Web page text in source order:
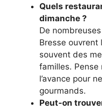
Quels
dimanche ?
De
Bresse ouvrent
souvent des
familles. Pense
l’avance pour
gourmands.
Peut-on